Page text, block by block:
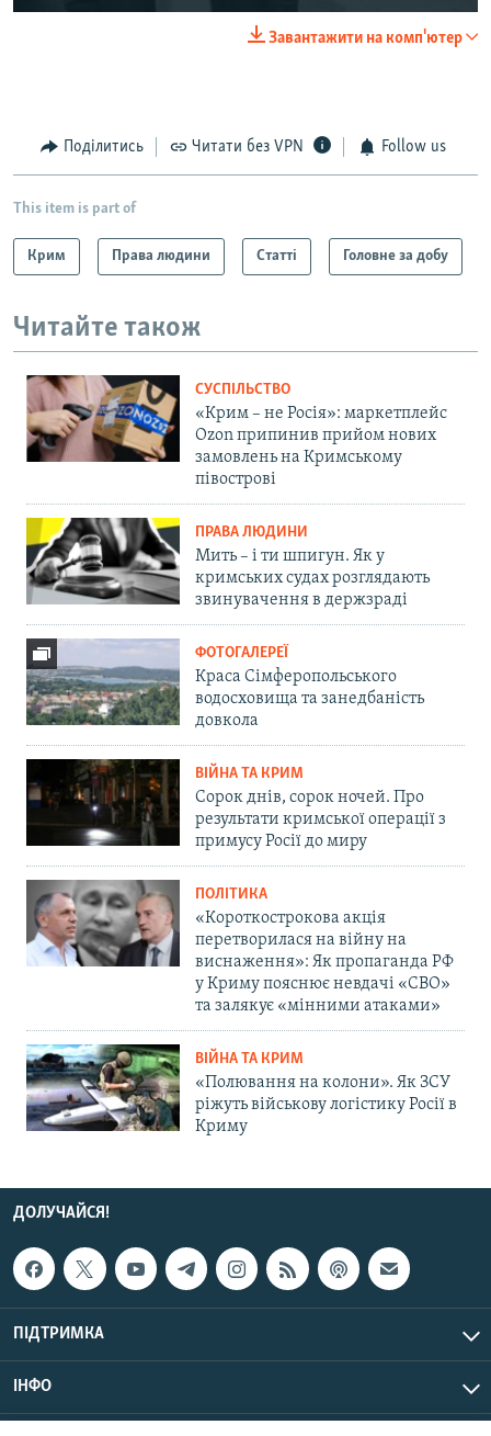
Завантажити на комп'ютер
Поділитись Читати без VPN Follow us
This item is part of
Крим Права людини Статті Головне за добу
Читайте також
СУСПІЛЬСТВО
«Крим – не Росія»: маркетплейс
Ozon припинив прийом нових
замовлень на Кримському
півострові
ПРАВА ЛЮДИНИ
Мить – і ти шпигун. Як у
кримських судах розглядають
звинувачення в держзраді
ФОТОГАЛЕРЕЇ
Краса Сімферопольського
водосховища та занедбаність
довкола
ВІЙНА ТА КРИМ
Сорок днів, сорок ночей. Про
результати кримської операції з
примусу Росії до миру
ПОЛІТИКА
«Короткострокова акція
перетворилася на війну на
виснаження»: Як пропаганда РФ
у Криму пояснює невдачі «СВО»
та залякує «мінними атаками»
ВІЙНА ТА КРИМ
«Полювання на колони». Як ЗСУ
ріжуть військову логістику Росії в
Криму
ДОЛУЧАЙСЯ!
ПІДТРИМКА
ІНФО